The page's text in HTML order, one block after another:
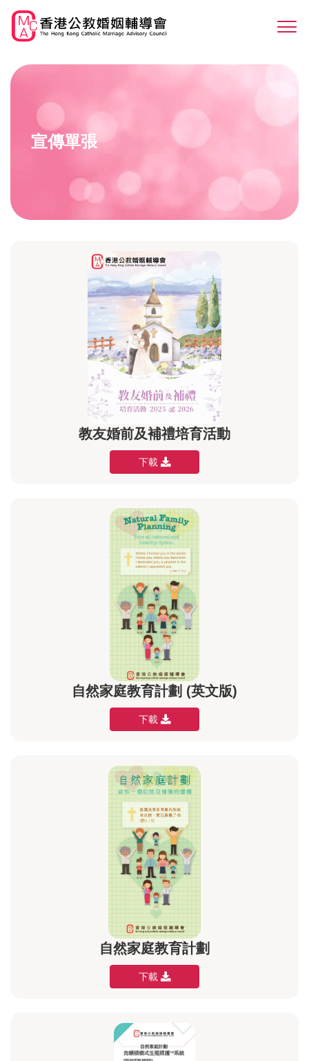
main
宣傳單張
教友婚前及補禮培育活動
下載
自然家庭教育計劃 (英文版)
下載
自然家庭教育計劃
下載